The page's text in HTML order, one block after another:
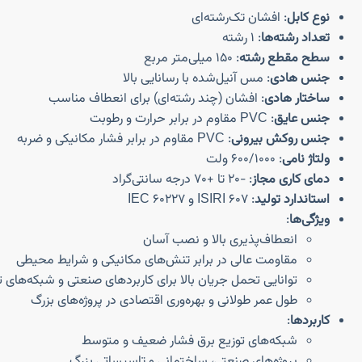
نوع کابل: افشان تک‌رشته‌ای
تعداد رشته‌ها: ۱ رشته
سطح مقطع رشته: ۱۵۰ میلی‌متر مربع
جنس هادی: مس آنیل‌شده با رسانایی بالا
ساختار هادی: افشان (چند رشته‌ای) برای انعطاف مناسب
جنس عایق: PVC مقاوم در برابر حرارت و رطوبت
جنس روکش بیرونی: PVC مقاوم در برابر فشار مکانیکی و ضربه
ولتاژ نامی: ۶۰۰/۱۰۰۰ ولت
دمای کاری مجاز: -۲۰ تا +۷۰ درجه سانتی‌گراد
استاندارد تولید: ISIRI 607 و IEC 60227
ویژگی‌ها:
انعطاف‌پذیری بالا و نصب آسان
مقاومت عالی در برابر تنش‌های مکانیکی و شرایط محیطی
توانایی تحمل جریان بالا برای کاربردهای صنعتی و شبکه‌های
طول عمر طولانی و بهره‌وری اقتصادی در پروژه‌های بزرگ
کاربردها:
شبکه‌های توزیع برق فشار ضعیف و متوسط